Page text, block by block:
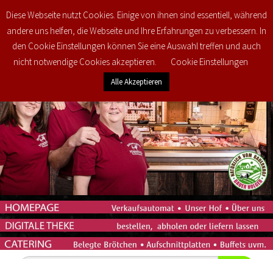
€0,00 0
Diese Webseite nutzt Cookies. Einige von ihnen sind essentiell, während
andere uns helfen, die Webseite und Ihre Erfahrungen zu verbessern. In
den Cookie Einstellungen können Sie eine Auswahl treffen und auch
nicht notwendige Cookies akzeptieren.
Cookie Einstellungen
Alle Akzeptieren